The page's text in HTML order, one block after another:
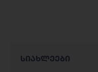
სიახლეები